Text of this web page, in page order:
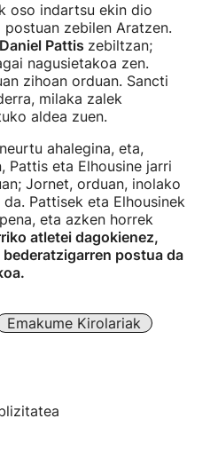
oso indartsu ekin dio
zebilen Aratzen.
Daniel Pattis zebiltzan;
nagusietakoa zen.
zihoan orduan. Sancti
milaka zalek
aldea zuen.
ahalegina, eta,
Pattis eta Elhousine jarri
Jornet, orduan, inolako
Pattisek eta Elhousinek
eta azken horrek
atletei dagokienez,
postua da
Emakume Kirolariak